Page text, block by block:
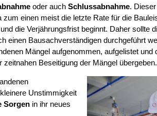
oder auch Schlussabnahme.
einen meist die letzte Rate für die
die Verjährungsfrist beginnt. Daher sollte
einen Bausachverständigen durchgeführt
Mängel aufgenommen, aufgelistet und
Beseitigung der Mängel übergeben.
Unstimmigkeit
Sorgenin ihr neues